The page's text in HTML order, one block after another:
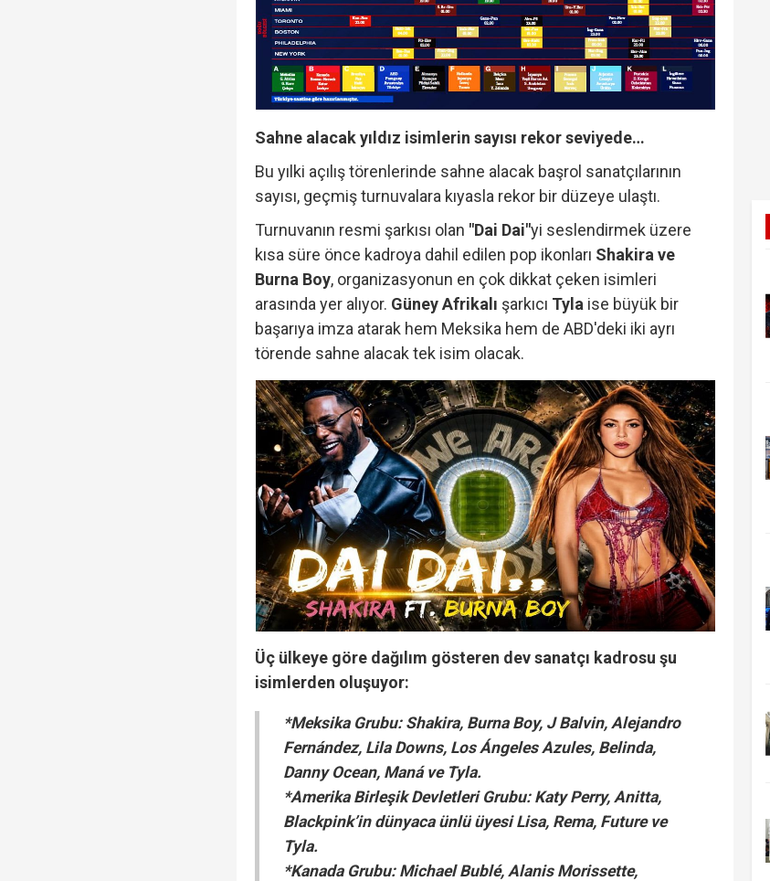
Sahne alacak yıldız isimlerin sayısı rekor seviyede…
Bu yılki açılış törenlerinde sahne alacak başrol sanatçılarının
sayısı, geçmiş turnuvalara kıyasla rekor bir düzeye ulaştı.
Turnuvanın resmi şarkısı olan "Dai Dai"yi seslendirmek üzere
kısa süre önce kadroya dahil edilen pop ikonları Shakira ve
Burna Boy, organizasyonun en çok dikkat çeken isimleri
arasında yer alıyor. Güney Afrikalı şarkıcı Tyla ise büyük bir
başarıya imza atarak hem Meksika hem de ABD'deki iki ayrı
törende sahne alacak tek isim olacak.
Üç ülkeye göre dağılım gösteren dev sanatçı kadrosu şu
isimlerden oluşuyor:
*Meksika Grubu: Shakira, Burna Boy, J Balvin, Alejandro
Fernández, Lila Downs, Los Ángeles Azules, Belinda,
Danny Ocean, Maná ve Tyla.
*Amerika Birleşik Devletleri Grubu: Katy Perry, Anitta,
Blackpink’in dünyaca ünlü üyesi Lisa, Rema, Future ve
Tyla.
*Kanada Grubu: Michael Bublé, Alanis Morissette,